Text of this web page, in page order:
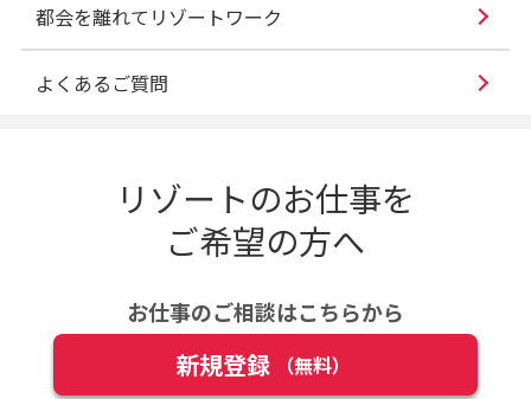
都会を離れてリゾートワーク
よくあるご質問
リゾートのお仕事を
ご希望の方へ
お仕事のご相談はこちらから
新規登録 （無料）